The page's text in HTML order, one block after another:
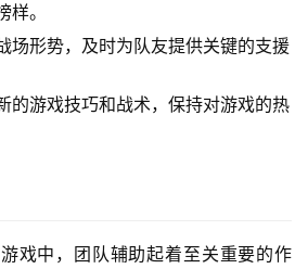
。
场形势，及时为队友提供关键的支援
的游戏技巧和战术，保持对游戏的热
戏中，团队辅助起着至关重要的作